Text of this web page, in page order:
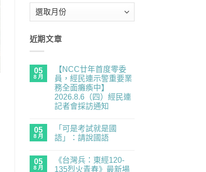
近期文章
05
8 月
【NCC廿年首度零委
員，經民連示警重要業
務全面癱瘓中】
2026.8.6（四）經民連
記者會採訪通知
年
首
委
員，
言
05
8 月
「可是考試就是國
語」：請說國語
是
考
留
言
05
8 月
《台灣兵：東經120-
135烈火青春》最新場